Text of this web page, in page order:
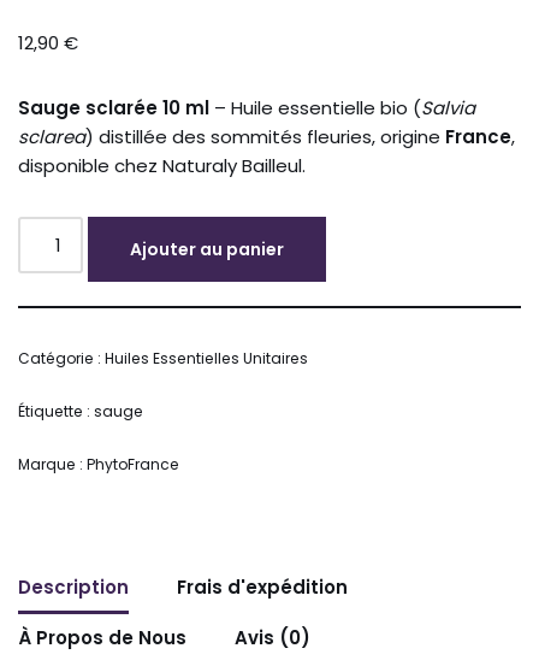
12,90 €
Sauge sclarée 10 ml – Huile essentielle bio (Salvia
sclarea) distillée des sommités fleuries, origine France,
disponible chez Naturaly Bailleul.
Ajouter au panier
Catégorie : Huiles Essentielles Unitaires
Étiquette : sauge
Marque : PhytoFrance
Description
Frais d'expédition
À Propos de Nous
Avis (0)